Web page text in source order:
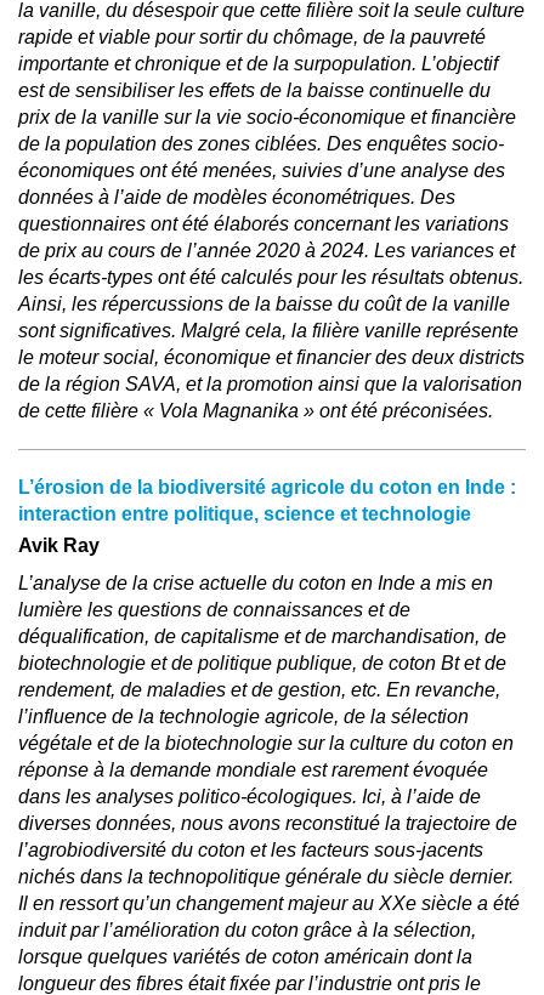
la vanille, du désespoir que cette filière soit la seule culture
rapide et viable pour sortir du chômage, de la pauvreté
importante et chronique et de la surpopulation. L’objectif
est de sensibiliser les effets de la baisse continuelle du
prix de la vanille sur la vie socio-économique et financière
de la population des zones ciblées. Des enquêtes socio-
économiques ont été menées, suivies d’une analyse des
données à l’aide de modèles économétriques. Des
questionnaires ont été élaborés concernant les variations
de prix au cours de l’année 2020 à 2024. Les variances et
les écarts-types ont été calculés pour les résultats obtenus.
Ainsi, les répercussions de la baisse du coût de la vanille
sont significatives. Malgré cela, la filière vanille représente
le moteur social, économique et financier des deux districts
de la région SAVA, et la promotion ainsi que la valorisation
de cette filière « Vola Magnanika » ont été préconisées.
L’érosion de la biodiversité agricole du coton en Inde :
interaction entre politique, science et technologie
Avik Ray
L’analyse de la crise actuelle du coton en Inde a mis en
lumière les questions de connaissances et de
déqualification, de capitalisme et de marchandisation, de
biotechnologie et de politique publique, de coton Bt et de
rendement, de maladies et de gestion, etc. En revanche,
l’influence de la technologie agricole, de la sélection
végétale et de la biotechnologie sur la culture du coton en
réponse à la demande mondiale est rarement évoquée
dans les analyses politico-écologiques. Ici, à l’aide de
diverses données, nous avons reconstitué la trajectoire de
l’agrobiodiversité du coton et les facteurs sous-jacents
nichés dans la technopolitique générale du siècle dernier.
Il en ressort qu’un changement majeur au XXe siècle a été
induit par l’amélioration du coton grâce à la sélection,
lorsque quelques variétés de coton américain dont la
longueur des fibres était fixée par l’industrie ont pris le